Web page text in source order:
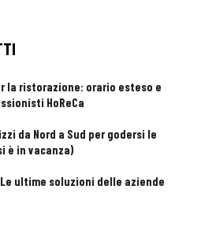
la ristorazione: orario esteso e
HoReCa
da Nord a Sud per godersi le
è in vacanza)
ultime soluzioni delle aziende